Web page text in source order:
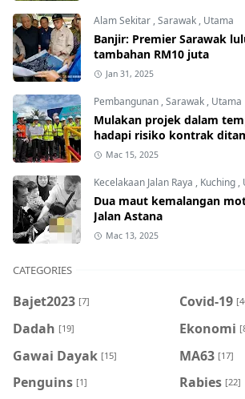
Alam Sekitar ,Sarawak , Utama
Banjir: Premier Sarawak
tambahan RM10 juta
Jan 31, 2025
Pembangunan ,Sarawak , Utama
Mulakan projek dalam
hadapi risiko kontrak
Mac 15, 2025
Kecelakaan Jalan Raya , Kuching ,
Dua maut kemalangan
Jalan Astana
Mac 13, 2025
CATEGORIES
Bajet2023 [7] Covid-19
Dadah [19] Ekonomi
Gawai Dayak [15] MA63 [17]
Penguins [1] Rabies [22]